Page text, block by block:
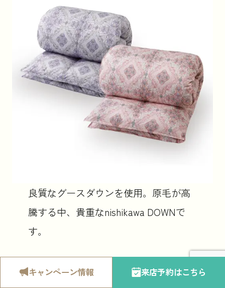
来店予約はこちら
キャンペーン情報
良質なグースダウンを使用。原毛が高
騰する中、貴重なnishikawa DOWNで
す。
（シングルロング）150×210cm